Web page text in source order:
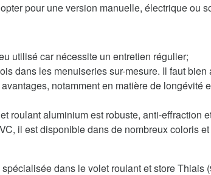
pour une version manuelle, électrique ou
utilisé car nécessite un entretien régulier;
dans les menuiseries sur-mesure. Il faut bien
notamment en matière de longévité
roulant aluminium est robuste, anti-effraction
il est disponible dans de nombreux coloris
dans le volet roulant et store Thiais